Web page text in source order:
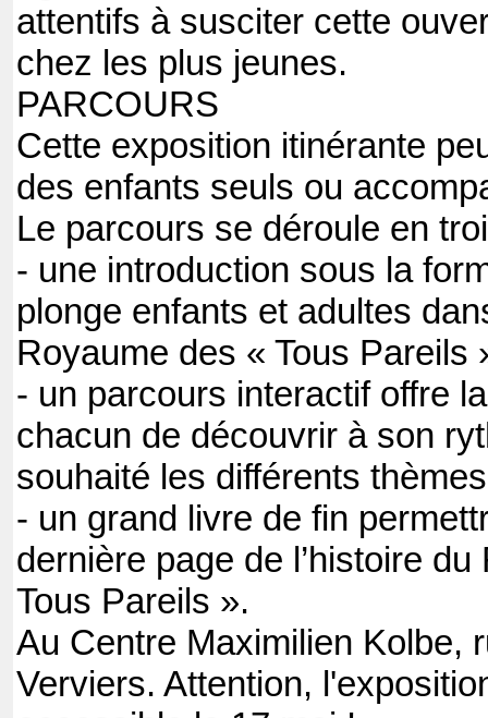
attentifs à susciter cette
chez les plus jeunes.
PARCOURS
Cette exposition itinérante
des enfants seuls ou
Le parcours se déroule en
- une introduction sous la
plonge enfants et adultes
Royaume des « Tous Pareils
- un parcours interactif offre
chacun de découvrir à son
souhaité les différents
- un grand livre de fin
dernière page de l’histoire
Tous Pareils ».
Au Centre Maximilien Kolbe,
Verviers. Attention,